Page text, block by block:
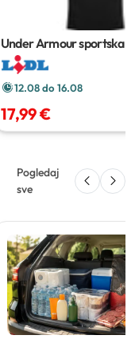
Under Armour sportska
12.08 do 16.08
17,99 €
Pogledaj
sve